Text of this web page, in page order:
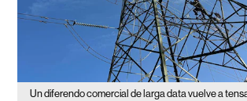
Un diferendo comercial de larga data vuelve a